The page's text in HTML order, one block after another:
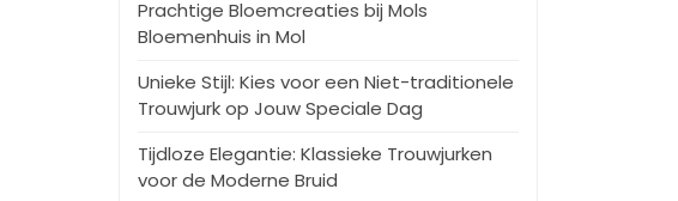
Prachtige Bloemcreaties bij Mols
Bloemenhuis in Mol
Unieke Stijl: Kies voor een Niet-traditionele
Trouwjurk op Jouw Speciale Dag
Tijdloze Elegantie: Klassieke Trouwjurken
voor de Moderne Bruid